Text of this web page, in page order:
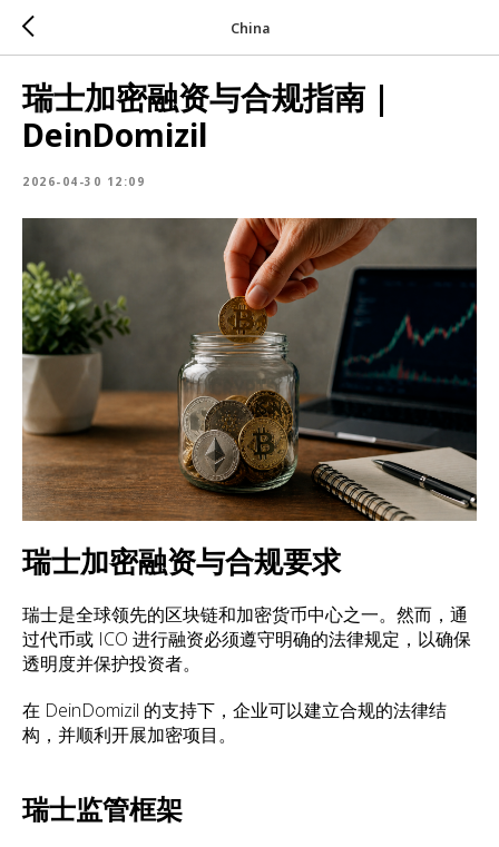
China
瑞士加密融资与合规指南 |
DeinDomizil
2026-04-30 12:09
瑞士加密融资与合规要求
瑞士是全球领先的区块链和加密货币中心之一。然而，通
过代币或 ICO 进行融资必须遵守明确的法律规定，以确保
透明度并保护投资者。
在 DeinDomizil 的支持下，企业可以建立合规的法律结
构，并顺利开展加密项目。
瑞士监管框架